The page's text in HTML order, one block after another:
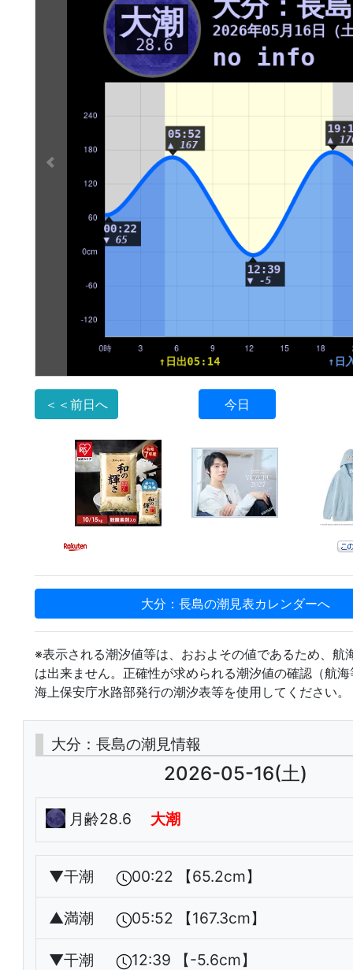
＜＜前日へ 今日
大分：長島の潮見表カレンダーへ
※表示される潮汐値等は、おおよその値であるため、航
は出来ません。正確性が求められる潮汐値の確認（航
海上保安庁水路部発行の潮汐表等を使用してください。
大分：長島の潮見情報
2026-05-16(土)
月齢28.6 大潮
▼干潮 00:22 【65.2cm】
▲満潮 05:52 【167.3cm】
▼干潮 12:39 【-5.6cm】